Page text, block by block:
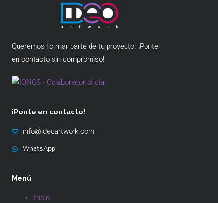
Queremos formar parte de tu proyecto. ¡Ponte
en contacto sin compromiso!
¡Ponte en contacto!
info@ideoartwork.com
WhatsApp
Menú
Inicio